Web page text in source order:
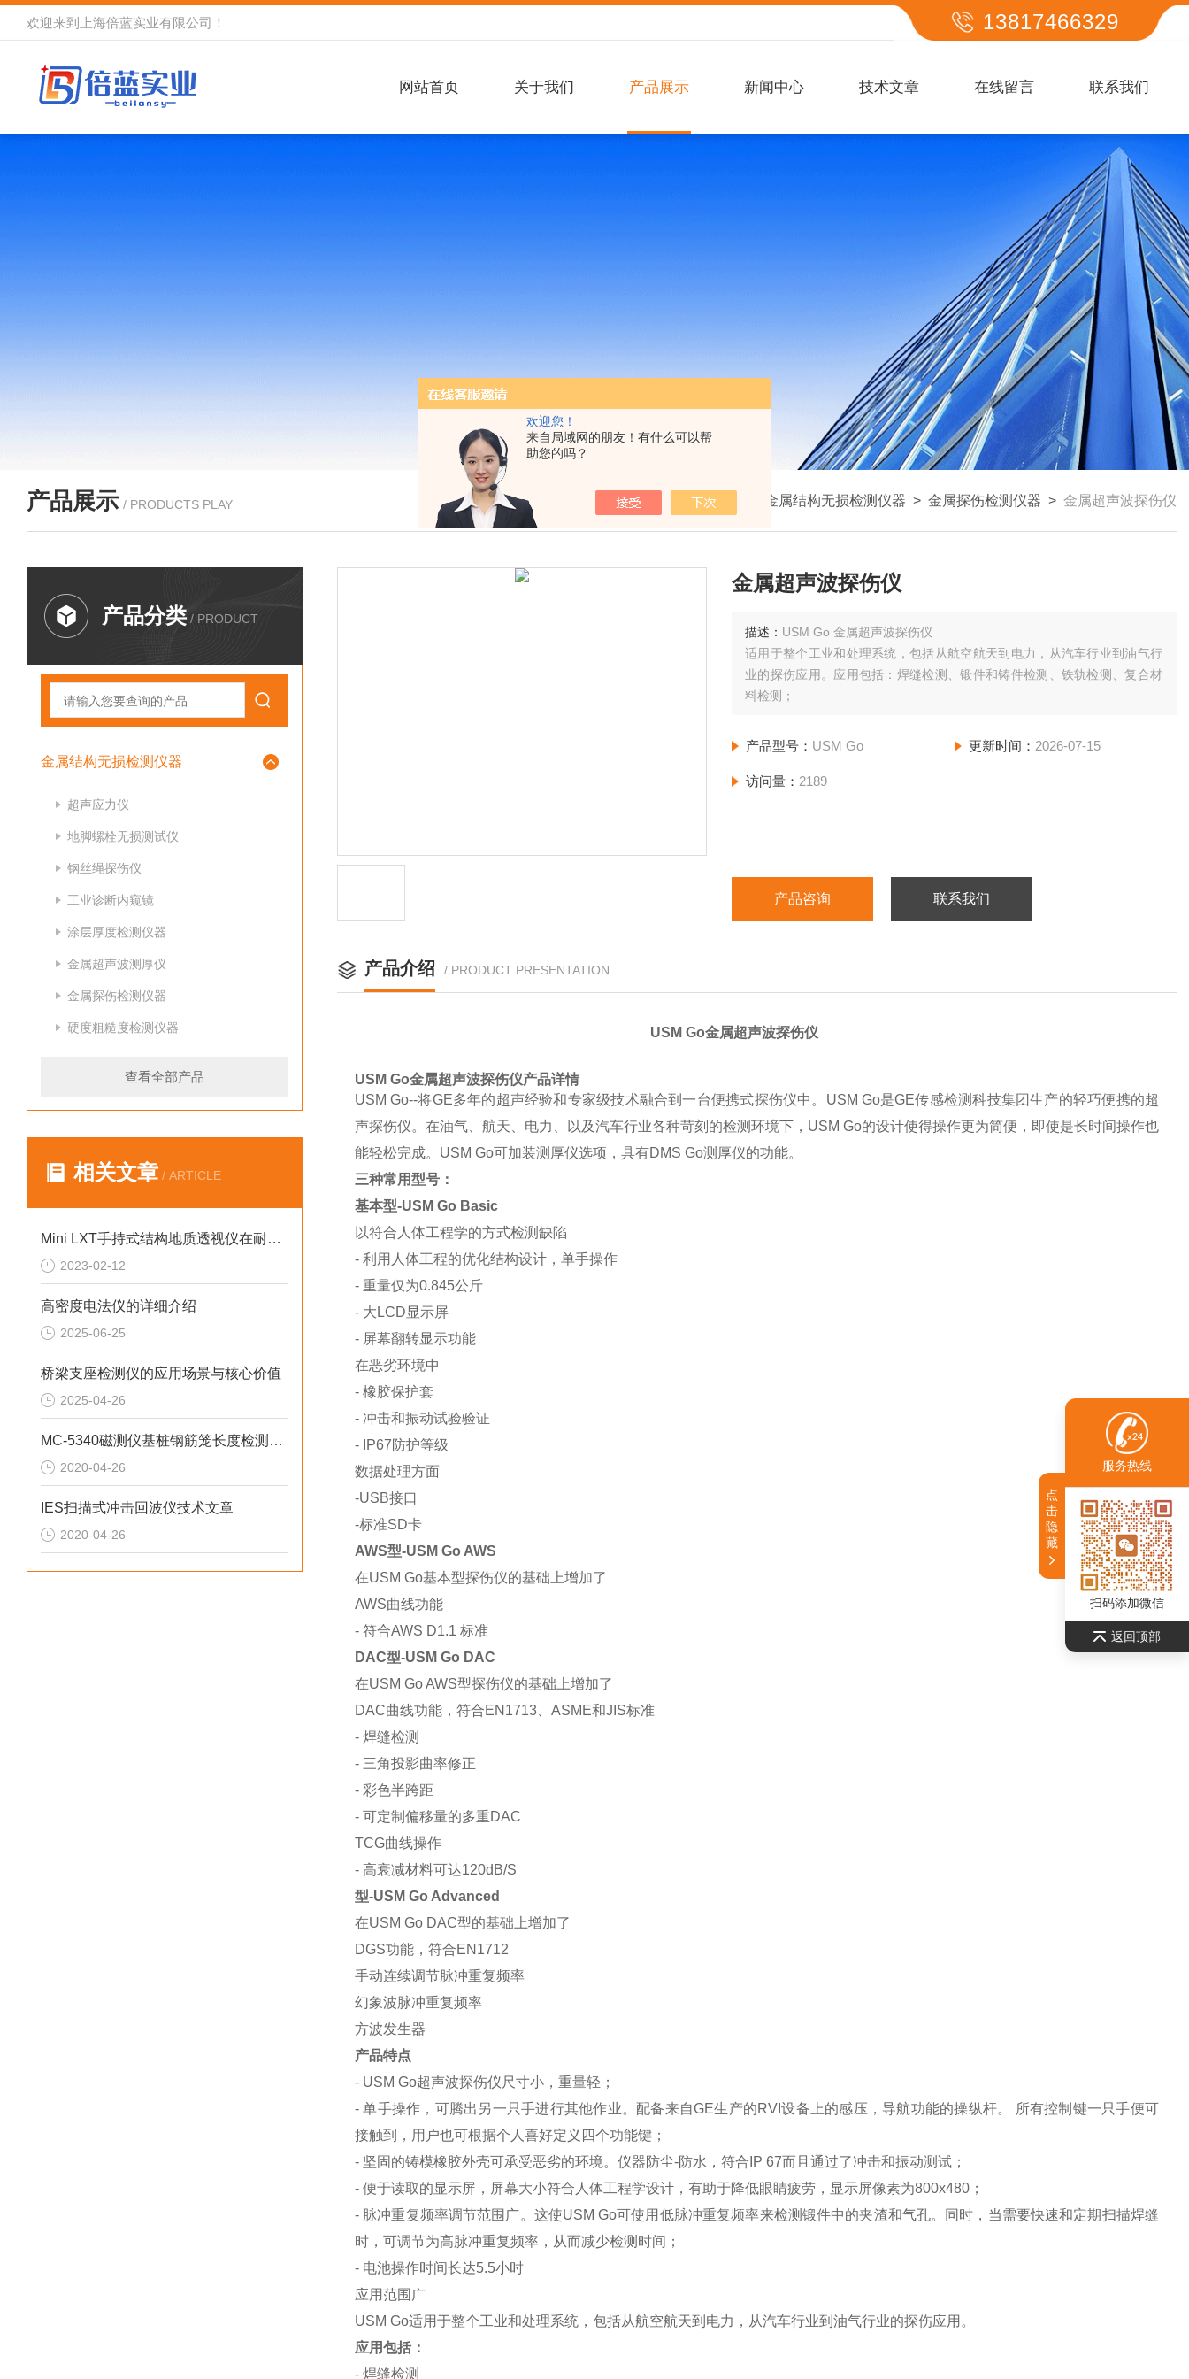
欢迎您！
来自局域网的朋友！有什么可以帮
助您的吗？
欢迎来到 上海倍蓝实业有限公司 ！ 13817466329
网站首页 关于我们 产品展示 新闻中心 技术文章 在线留言 联系我们
产品展示 / PRODUCTS PLAY 我的位置：首页 产品展示 金属结构无损检测仪器 > 金属探伤检测仪器 > 金属超声波探伤仪
产品分类 / PRODUCT
金属结构无损检测仪器
超声应力仪
地脚螺栓无损测试仪
钢丝绳探伤仪
工业诊断内窥镜
涂层厚度检测仪器
金属超声波测厚仪
金属探伤检测仪器
硬度粗糙度检测仪器
查看全部产品
相关文章 / ARTICLE
Mini LXT手持式结构地质透视仪在耐火材料检测中的应用
2023-02-12
高密度电法仪的详细介绍
2025-06-25
桥梁支座检测仪的应用场景与核心价值
2025-04-26
MC-5340磁测仪基桩钢筋笼长度检测技术
2020-04-26
IES扫描式冲击回波仪技术文章
2020-04-26
金属超声波探伤仪
描述： USM Go 金属超声波探伤仪
适用于整个工业和处理系统，包括从航空航天到电力，从汽车行业到油气行
业的探伤应用。应用包括：焊缝检测、锻件和铸件检测、铁轨检测、复合材
料检测；
产品型号： USM Go 更新时间： 2026-07-15
访问量： 2189
产品咨询 联系我们
产品介绍 / PRODUCT PRESENTATION
USM Go金属超声波探伤仪
USM Go金属超声波探伤仪产品详情
USM Go--将GE多年的超声经验和专家级技术融合到一台便携式探伤仪中。USM Go是GE传感检测科技集团生产的轻巧便携的超
声探伤仪。在油气、航天、电力、以及汽车行业各种苛刻的检测环境下，USM Go的设计使得操作更为简便，即使是长时间操作也
能轻松完成。USM Go可加装测厚仪选项，具有DMS Go测厚仪的功能。
三种常用型号：
基本型-USM Go Basic
以符合人体工程学的方式检测缺陷
- 利用人体工程的优化结构设计，单手操作
- 重量仅为0.845公斤
- 大LCD显示屏
- 屏幕翻转显示功能
在恶劣环境中
- 橡胶保护套
- 冲击和振动试验验证
- IP67防护等级
数据处理方面
-USB接口
-标准SD卡
AWS型-USM Go AWS
在USM Go基本型探伤仪的基础上增加了
AWS曲线功能
- 符合AWS D1.1 标准
DAC型-USM Go DAC
在USM Go AWS型探伤仪的基础上增加了
DAC曲线功能，符合EN1713、ASME和JIS标准
- 焊缝检测
- 三角投影曲率修正
- 彩色半跨距
- 可定制偏移量的多重DAC
TCG曲线操作
- 高衰减材料可达120dB/S
型-USM Go Advanced
在USM Go DAC型的基础上增加了
DGS功能，符合EN1712
手动连续调节脉冲重复频率
幻象波脉冲重复频率
方波发生器
产品特点
- USM Go超声波探伤仪尺寸小，重量轻；
- 单手操作，可腾出另一只手进行其他作业。配备来自GE生产的RVI设备上的感压，导航功能的操纵杆。 所有控制键一只手便可
接触到，用户也可根据个人喜好定义四个功能键；
- 坚固的铸模橡胶外壳可承受恶劣的环境。仪器防尘-防水，符合IP 67而且通过了冲击和振动测试；
- 便于读取的显示屏，屏幕大小符合人体工程学设计，有助于降低眼睛疲劳，显示屏像素为800x480；
- 脉冲重复频率调节范围广。这使USM Go可使用低脉冲重复频率来检测锻件中的夹渣和气孔。同时，当需要快速和定期扫描焊缝
时，可调节为高脉冲重复频率，从而减少检测时间；
- 电池操作时间长达5.5小时
应用范围广
USM Go适用于整个工业和处理系统，包括从航空航天到电力，从汽车行业到油气行业的探伤应用。
应用包括：
- 焊缝检测
服务热线
扫码添加微信
返回顶部
点
击
隐
藏